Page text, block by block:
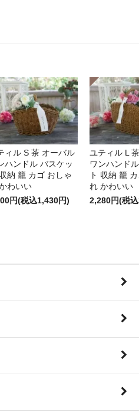
ィル S 茶 オーバル
ハンドル バスケッ
収納 籠 カゴ おしゃ
わいい
円(税込1,430円)
ユティル L
ワンハンド
ト 収納 籠
れ かわいい
2,280円(税